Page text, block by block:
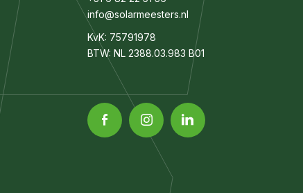
info@solarmeesters.nl
KvK: 75791978
BTW: NL 2388.03.983 B01